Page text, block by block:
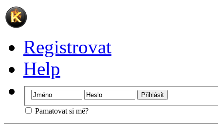
Registrovat
Help
Pamatovat si mě?